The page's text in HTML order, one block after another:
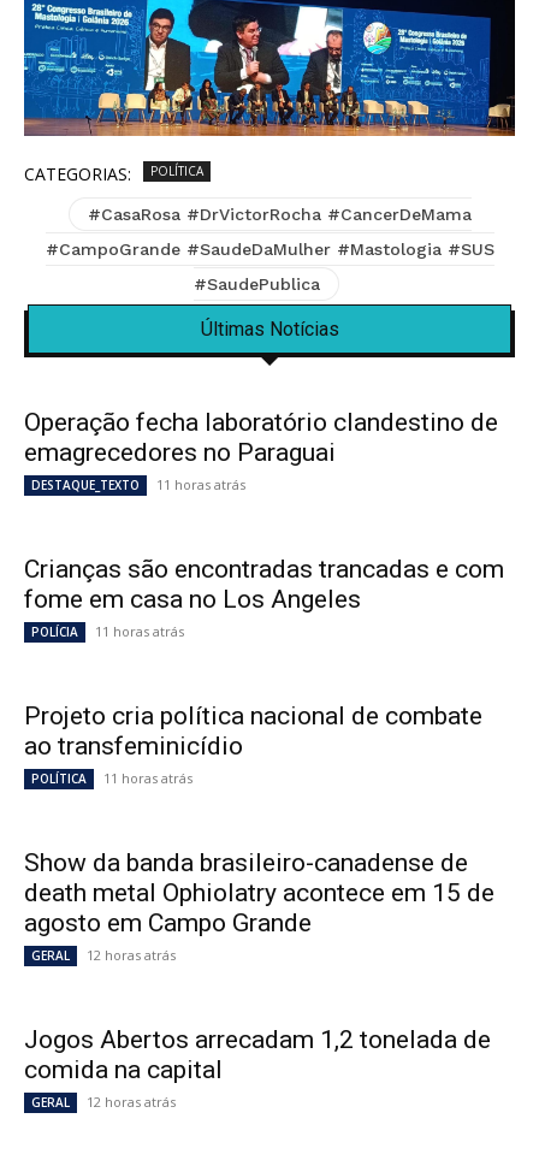
CATEGORIAS: POLÍTICA
#CasaRosa #DrVictorRocha #CancerDeMama
#CampoGrande #SaudeDaMulher #Mastologia #SUS
#SaudePublica
Últimas Notícias
Operação fecha laboratório clandestino de
emagrecedores no Paraguai
DESTAQUE_TEXTO 11 horas atrás
Crianças são encontradas trancadas e com
fome em casa no Los Angeles
POLÍCIA 11 horas atrás
Projeto cria política nacional de combate
ao transfeminicídio
POLÍTICA 11 horas atrás
Show da banda brasileiro-canadense de
death metal Ophiolatry acontece em 15 de
agosto em Campo Grande
GERAL 12 horas atrás
Jogos Abertos arrecadam 1,2 tonelada de
comida na capital
GERAL 12 horas atrás